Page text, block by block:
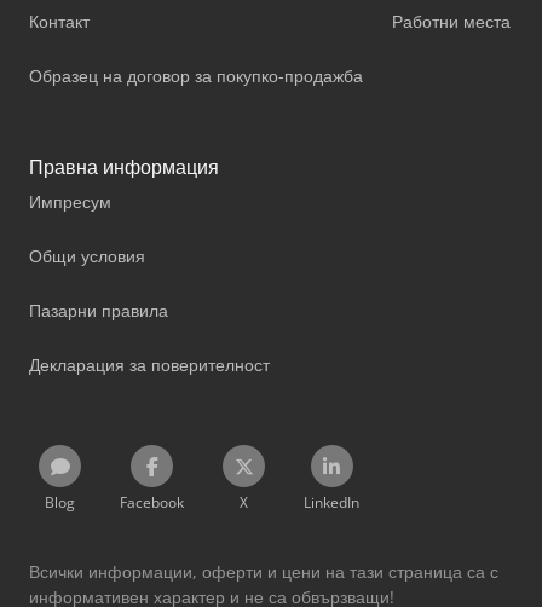
Контакт
Образец на договор за покупко-продажба
Работни места
Правна информация
Импресум
Общи условия
Пазарни правила
Декларация за поверителност
Blog Facebook X LinkedIn
Всички информации, оферти и цени на тази страница са с
информативен характер и не са обвързващи!